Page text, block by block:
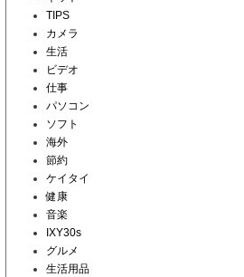
TIPS
カメラ
生活
ビデオ
仕事
パソコン
ソフト
海外
節約
ケイタイ
健康
音楽
IXY30s
グルメ
生活用品